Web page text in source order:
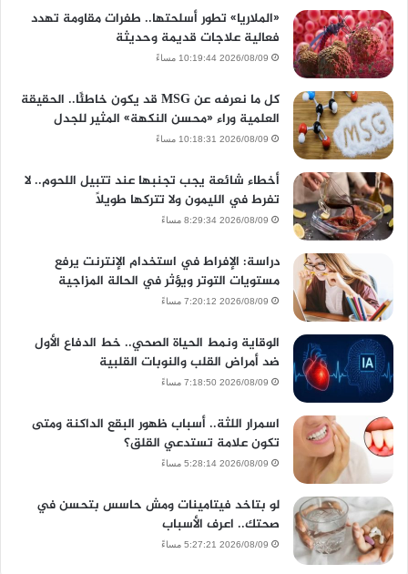
«الملاريا» تطور أسلحتها.. طفرات مقاومة تهدد
فعالية علاجات قديمة وحديثة
2026/08/09 10:19:44 مساءً
كل ما نعرفه عن MSG قد يكون خاطئًا.. الحقيقة
العلمية وراء «محسن النكهة» المثير للجدل
2026/08/09 10:18:31 مساءً
أخطاء شائعة يجب تجنبها عند تتبيل اللحوم.. لا
تفرط في الليمون ولا تتركها طويلًا
2026/08/09 8:29:34 مساءً
دراسة: الإفراط في استخدام الإنترنت يرفع
مستويات التوتر ويؤثر في الحالة المزاجية
2026/08/09 7:20:12 مساءً
الوقاية ونمط الحياة الصحي.. خط الدفاع الأول
ضد أمراض القلب والنوبات القلبية
2026/08/09 7:18:50 مساءً
اسمرار اللثة.. أسباب ظهور البقع الداكنة ومتى
تكون علامة تستدعي القلق؟
2026/08/09 5:28:14 مساءً
لو بتاخد فيتامينات ومش حاسس بتحسن في
صحتك.. اعرف الأسباب
2026/08/09 5:27:21 مساءً